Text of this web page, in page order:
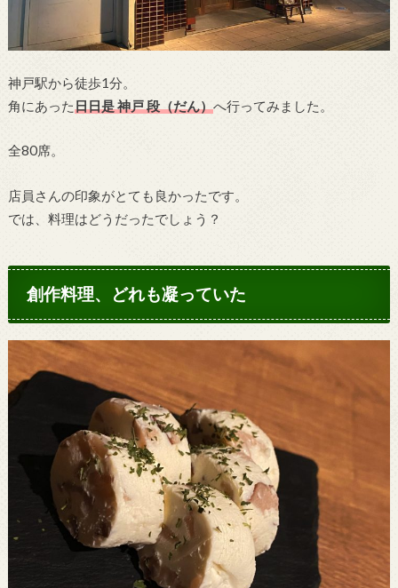
神戸駅から徒歩1分。
角にあった日日是 神戸 段（だん）へ行ってみました。
全80席。
店員さんの印象がとても良かったです。
では、料理はどうだったでしょう？
創作料理、どれも凝っていた